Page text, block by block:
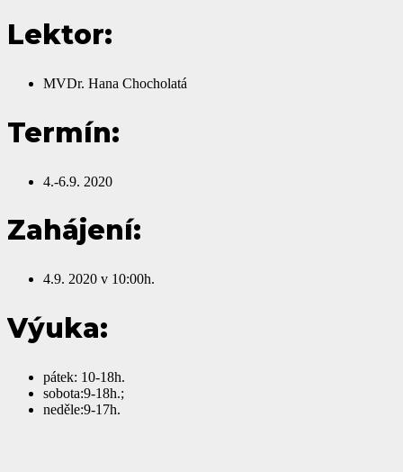
Lektor:
MVDr. Hana Chocholatá
Termín:
4.-6.9. 2020
Zahájení:
4.9. 2020 v 10:00h.
Výuka:
pátek: 10-18h.
sobota:9-18h.;
neděle:9-17h.